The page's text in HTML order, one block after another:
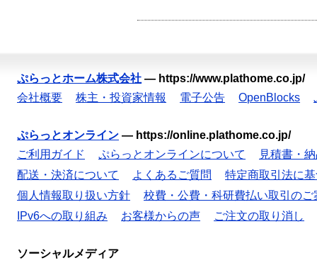
ぷらっとホーム株式会社 — https://www.plathome.co.jp/
会社概要
株主・投資家情報 電子公告 OpenBlocks
ぷらっとオンライン — https://online.plathome.co.jp/
ご利用ガイド
ぷらっとオンラインについて
見積書・
配送・決済について
よくあるご質問
特定商取引法に
個人情報取り扱い方針
校費・公費・科研費払い取引のご
IPv6への取り組み
お客様からの声 ご注文の取り消し
ソーシャルメディア